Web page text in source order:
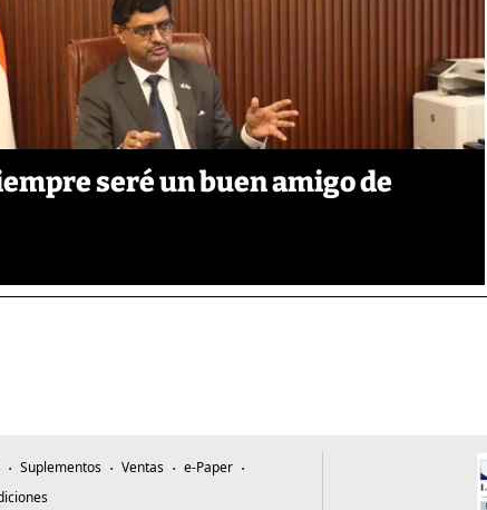
seré un buen amigo de
Suplementos Ventas
e-Paper